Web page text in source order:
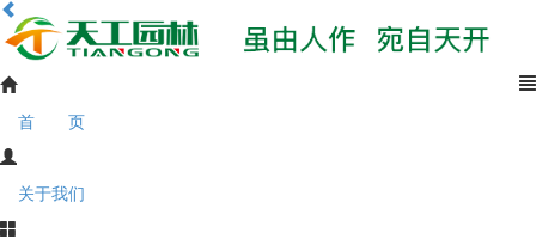
首 页
关于我们